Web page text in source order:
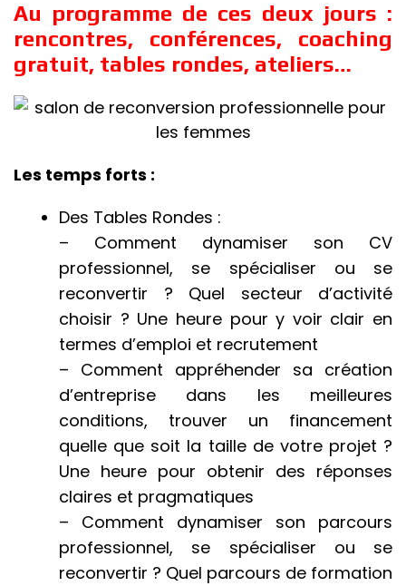
Au programme de ces deux jours :
rencontres, conférences, coaching
gratuit, tables rondes, ateliers…
Les temps forts :
Des Tables Rondes :
– Comment dynamiser son CV
professionnel, se spécialiser ou se
reconvertir ? Quel secteur d’activité
choisir ? Une heure pour y voir clair en
termes d’emploi et recrutement
– Comment appréhender sa création
d’entreprise dans les meilleures
conditions, trouver un financement
quelle que soit la taille de votre projet ?
Une heure pour obtenir des réponses
claires et pragmatiques
– Comment dynamiser son parcours
professionnel, se spécialiser ou se
reconvertir ? Quel parcours de formation